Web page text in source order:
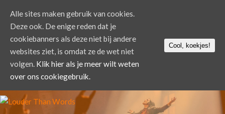
Alle sites maken gebruik van cookies.
Deze ook. De enige reden dat je
cookiebanners als deze niet bij andere
websites ziet, is omdat ze de wet niet
volgen. Klik hier als je meer wilt weten
over ons cookiegebruik.
Cool, koekjes!